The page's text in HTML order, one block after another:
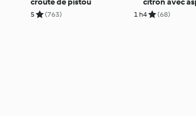
5 (763) 1 h4 (68)